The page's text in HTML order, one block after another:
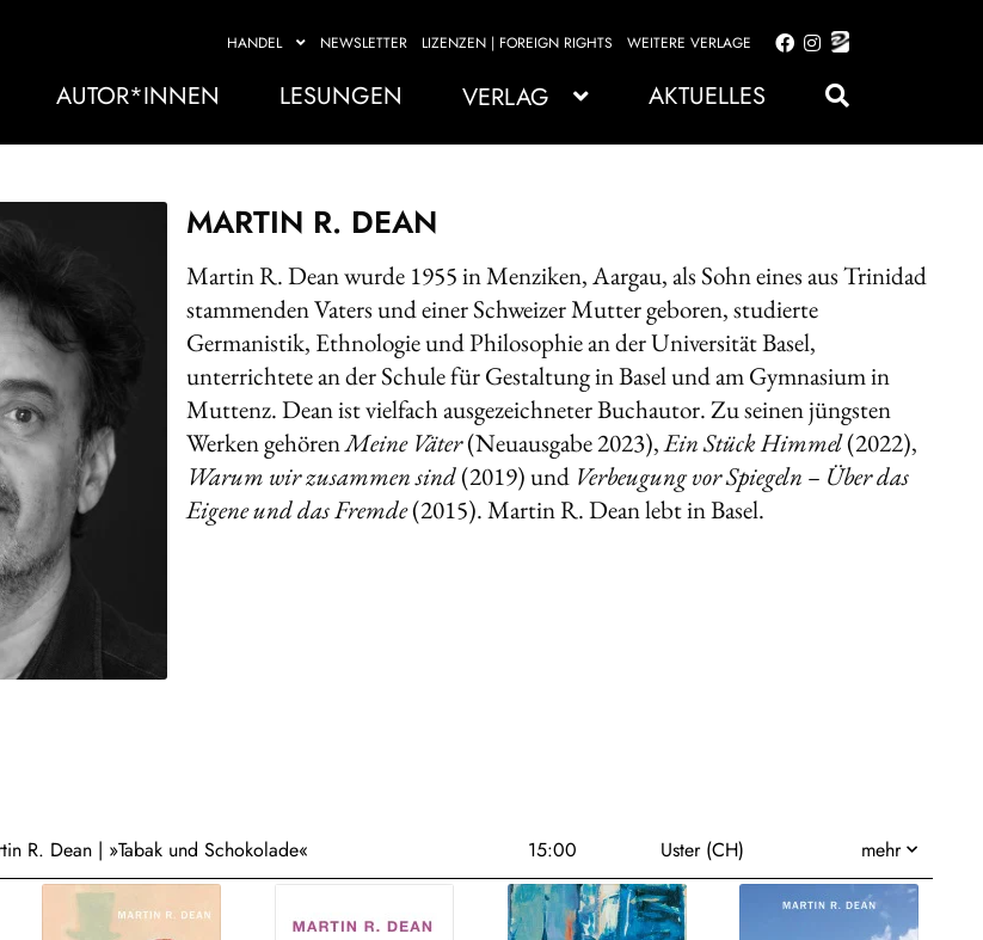
HANDEL NEWSLETTER LIZENZEN | FOREIGN RIGHTS WEITERE VERLAGE
Zur
springen
Zum
springen
AUTOR*INNEN LESUNGEN VERLAG AKTUELLES
MARTIN R. DEAN
Martin R. Dean wurde 1955 in Menziken, Aargau, als Sohn eines aus Trinidad
stammenden Vaters und einer Schweizer Mutter geboren, studierte
Germanistik, Ethnologie und Philosophie an der Universität Basel,
unterrichtete an der Schule für Gestaltung in Basel und am Gymnasium in
Muttenz. Dean ist vielfach ausgezeichneter Buchautor. Zu seinen jüngsten
Werken gehörenMeine Väter(Neuausgabe 2023),Ein Stück Himmel(2022),
Warum wir zusammen sind(2019) und Verbeugung vor Spiegeln – Über das
Eigene und das Fremde(2015). Martin R. Dean lebt in Basel.
R. Dean | »Tabak und Schokolade« 15:00 Uster (CH) mehr